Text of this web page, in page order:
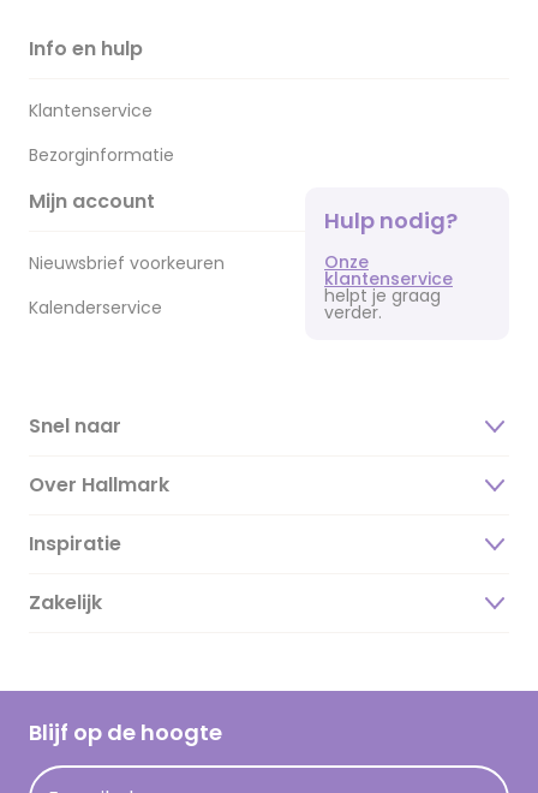
Info en hulp
Klantenservice
Bezorginformatie
Mijn account
Nieuwsbrief voorkeuren
Kalenderservice
Hulp nodig?
Onze
klantenservice
helpt je graag
verder.
Snel naar
Over Hallmark
Over ons
Duurzaamheid
Hallmark Kaartclub
Acties
Inspiratie
Magazine
Cadeau inspiratie
Kaartinspiratie
Zakelijk
Blijf op de hoogte